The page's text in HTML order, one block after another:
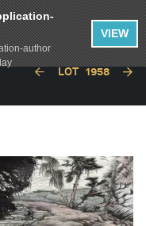
LOT 1958
author
VIEW